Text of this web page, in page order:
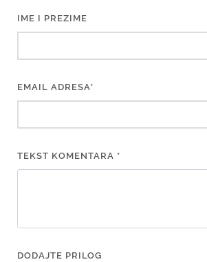
IME I PREZIME
EMAIL ADRESA*
TEKST KOMENTARA *
DODAJTE PRILOG